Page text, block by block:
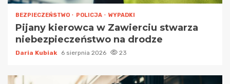
BEZPIECZEŃSTWO POLICJA WYPADKI
Pijany kierowca w Zawierciu stwarza
niebezpieczeństwo na drodze
Daria Kubiak 6 sierpnia 2026 23